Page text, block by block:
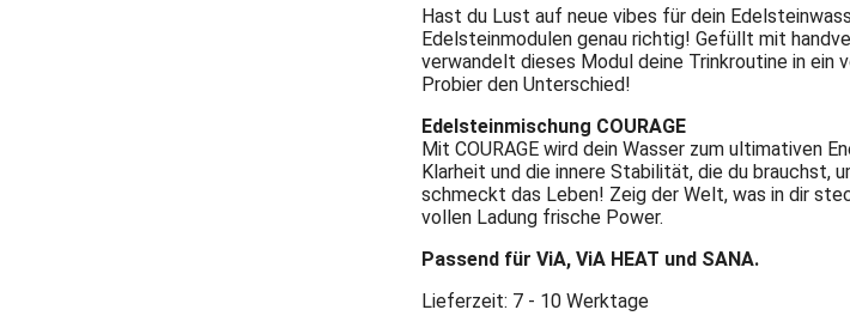
Hast du Lust auf neue vibes für dein
Edelsteinmodulen genau richtig! Gefüllt mit
verwandelt dieses Modul deine Trinkroutine in ein
Probier den Unterschied!
Edelsteinmischung COURAGE
Mit COURAGE wird dein Wasser zum ultimativen
Klarheit und die innere Stabilität, die du brauchst,
schmeckt das Leben! Zeig der Welt, was in dir
vollen Ladung frische Power.
Passend für ViA, ViA HEAT und SANA.
Lieferzeit: 7 - 10 Werktage